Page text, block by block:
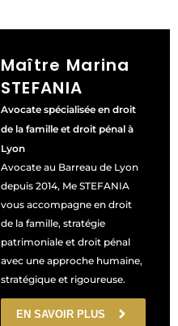
Maître Marina
STEFANIA
Avocate spécialisée en droit
de la famille et droit pénal à
Lyon
Avocate au Barreau de Lyon
depuis 2014, Me STEFANIA
vous accompagne en droit
de la famille, stratégie
patrimoniale et droit pénal
avec une approche humaine,
stratégique et rigoureuse.
EN SAVOIR PLUS